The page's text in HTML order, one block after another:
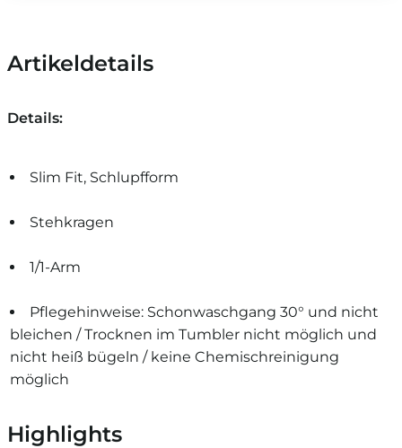
Artikeldetails
Details:
Slim Fit, Schlupfform
Stehkragen
1/1-Arm
Pflegehinweise: Schonwaschgang 30° und nicht
bleichen / Trocknen im Tumbler nicht möglich und
nicht heiß bügeln / keine Chemischreinigung
möglich
Highlights